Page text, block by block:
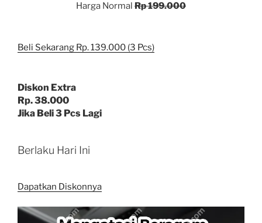
Harga Normal Rp 199.000
Beli Sekarang Rp. 139.000 (3 Pcs)
Diskon Extra
Rp. 38.000
Jika Beli 3 Pcs Lagi
Berlaku Hari Ini
Dapatkan Diskonnya